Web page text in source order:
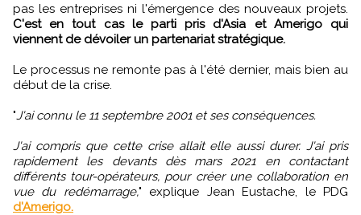
pas les entreprises ni l'émergence des nouveaux projets.
C'est en tout cas le parti pris d'Asia et Amerigo qui
viennent de dévoiler un partenariat stratégique.
Le processus ne remonte pas à l'été dernier, mais bien au
début de la crise.
"J'ai connu le 11 septembre 2001 et ses conséquences.
J'ai compris que cette crise allait elle aussi durer. J'ai pris
rapidement les devants dès mars 2021 en contactant
différents tour-opérateurs, pour créer une collaboration en
vue du redémarrage," explique Jean Eustache, le PDG
d'Amerigo.